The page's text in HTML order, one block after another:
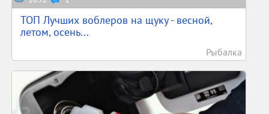
ТОП Лучших воблеров на щуку - весной,
летом, осень...
Рыбалка